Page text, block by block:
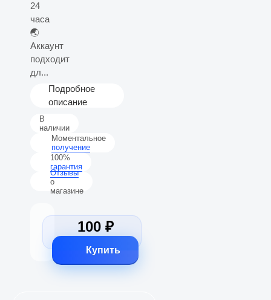
24
часа
🌏
Аккаунт
подходит
дл...
Подробное
описание
В
наличии
Моментальное
получение
100%
гарантия
Отзывы
о
магазине
100 ₽
Купить